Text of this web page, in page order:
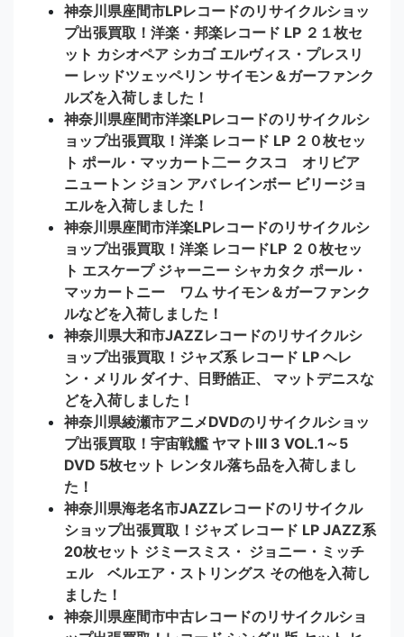
神奈川県座間市LPレコードのリサイクルショッ
プ出張買取！洋楽・邦楽レコード LP ２１枚セ
ット カシオペア シカゴ エルヴィス・プレスリ
ー レッドツェッペリン サイモン＆ガーファンク
ルズを入荷しました！
神奈川県座間市洋楽LPレコードのリサイクルシ
ョップ出張買取！洋楽 レコード LP ２０枚セッ
ト ポール・マッカート二ー クスコ オリビア
ニュートン ジョン アバ レインボー ビリージョ
エルを入荷しました！
神奈川県座間市洋楽LPレコードのリサイクルシ
ョップ出張買取！洋楽 レコードLP ２０枚セッ
ト エスケープ ジャーニー シャカタク ポール・
マッカートニー ワム サイモン＆ガーファンク
ルなどを入荷しました！
神奈川県大和市JAZZレコードのリサイクルシ
ョップ出張買取！ジャズ系 レコード LP ヘレ
ン・メリル ダイナ、日野皓正、 マットデニスな
どを入荷しました！
神奈川県綾瀬市アニメDVDのリサイクルショッ
プ出張買取！宇宙戦艦 ヤマトⅢ 3 VOL.1～5
DVD 5枚セット レンタル落ち品を入荷しまし
た！
神奈川県海老名市JAZZレコードのリサイクル
ショップ出張買取！ジャズ レコード LP JAZZ系
20枚セット ジミースミス・ ジョニー・ミッチ
ェル ベルエア・ストリングス その他を入荷し
ました！
神奈川県座間市中古レコードのリサイクルショ